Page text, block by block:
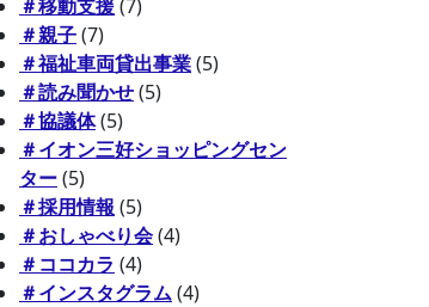
＃移動支援(7)
＃親子(7)
＃福祉車両貸出事業(5)
＃読み聞かせ(5)
＃協議体(5)
＃イオン三好ショッピングセン
ター(5)
＃採用情報 (5)
＃おしゃべり会(4)
＃ココカラ (4)
＃インスタグラム(4)